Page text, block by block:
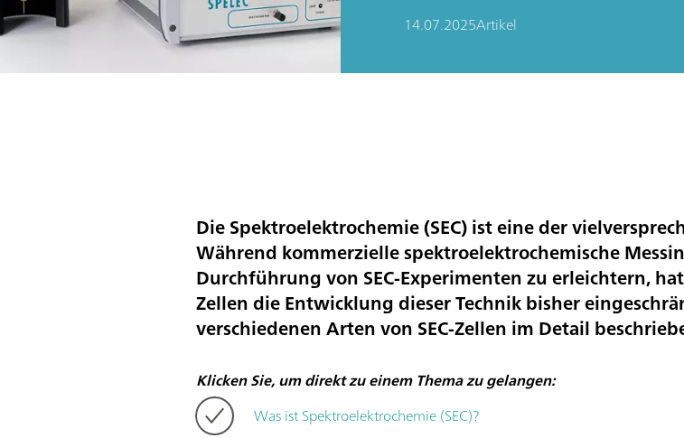
14.07.2025Artikel
Die Spektroelektrochemie (SEC) ist eine der
Während kommerzielle spektroelektrochemische
Durchführung von SEC-Experimenten zu erleichtern,
Zellen die Entwicklung dieser Technik bisher
verschiedenen Arten von SEC-Zellen im Detail
Klicken Sie, um direkt zu einem Thema zu gelangen:
Was ist Spektroelektrochemie (SEC)?